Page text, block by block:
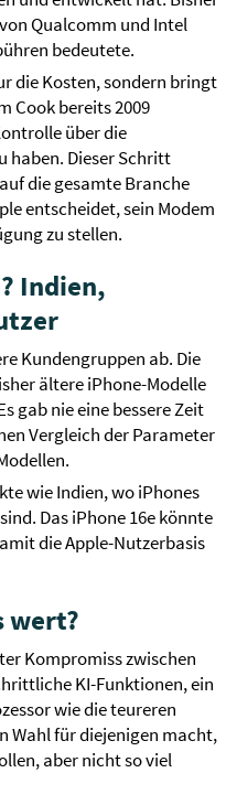
Qualcomm und Intel
bedeutete.
die Kosten, sondern bringt
Cook bereits 2009
über die
haben. Dieser Schritt
die gesamte Branche
entscheidet, sein Modem
zu stellen.
Indien,
Kundengruppen ab. Die
ältere iPhone-Modelle
gab nie eine bessere Zeit
Vergleich der Parameter
wie Indien, wo iPhones
Das iPhone 16e könnte
die Apple-Nutzerbasis
wert?
Kompromiss zwischen
KI-Funktionen, ein
wie die teureren
Wahl für diejenigen macht,
aber nicht so viel